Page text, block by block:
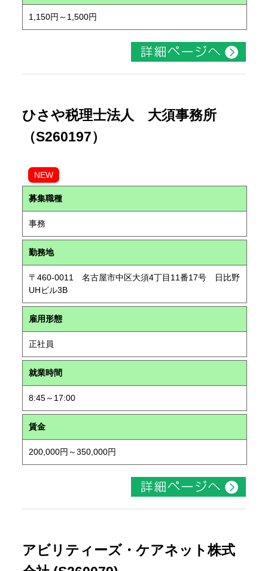
1,150円～1,500円
ひさや税理士法人 大須事務所
（S260197）
NEW
募集職種
事務
勤務地
〒460-0011 名古屋市中区大須4丁目11番17号 日比野
UHビル3B
雇用形態
正社員
就業時間
8:45～17:00
賃金
200,000円～350,000円
アビリティーズ・ケアネット株式